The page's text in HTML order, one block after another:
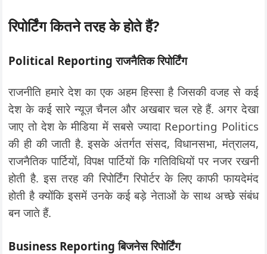
रिपोर्टिंग कितने तरह के होते हैं?
Political Reporting राजनैतिक रिपोर्टिंग
राजनीति हमारे देश का एक अहम हिस्सा है जिसकी वजह से कई
देश के कई सारे न्यूज़ चैनल और अखबार चल रहे हैं. अगर देखा
जाए तो देश के मीडिया में सबसे ज्यादा Reporting Politics
की ही की जाती है. इसके अंतर्गत संसद, विधानसभा, मंत्रालय,
राजनैतिक पार्टियों, विपक्ष पार्टियों कि गतिविधियों पर नजर रखनी
होती है. इस तरह की रिपोर्टिंग रिपोर्टर के लिए काफी फायदेमंद
होती है क्योंकि इसमें उनके कई बड़े नेताओं के साथ अच्छे संबंध
बन जाते हैं.
Business Reporting बिजनेस रिपोर्टिंग